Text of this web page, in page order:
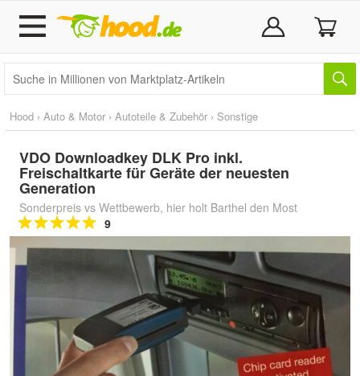
Hood › Auto & Motor › Autoteile & Zubehör › Sonstige
VDO Downloadkey DLK Pro inkl.
Freischaltkarte für Geräte der neuesten
Generation
Sonderpreis vs Wettbewerb, hier holt Barthel den Most
9